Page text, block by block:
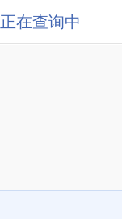
正在查询中